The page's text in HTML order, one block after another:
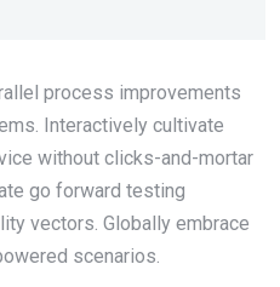
process improvements
Interactively cultivate
without clicks-and-mortar
go forward testing
vectors. Globally embrace
scenarios.